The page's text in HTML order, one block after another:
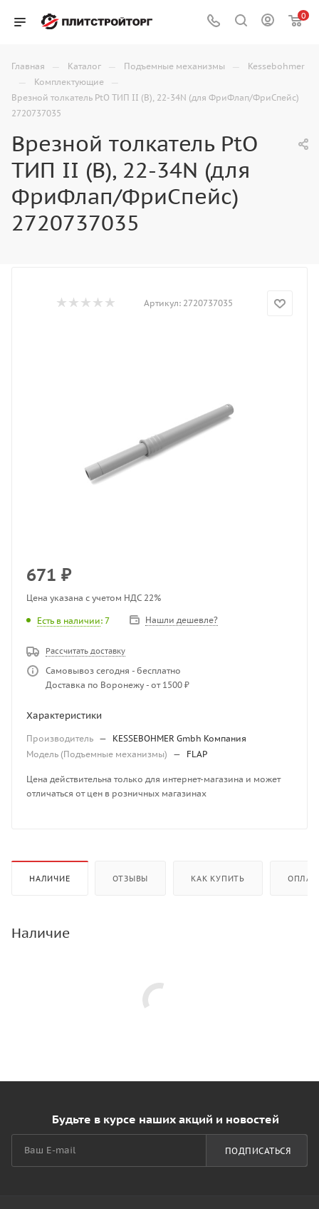
0
Главная — Каталог — Подъемные механизмы — Kessebohmer
— Комплектующие —
Врезной толкатель PtO ТИП II (B), 22-34N (для ФриФлап/ФриСпейс)
2720737035
Врезной толкатель PtO
ТИП II (B), 22-34N (для
ФриФлап/ФриСпейс)
2720737035
Артикул: 2720737035
671 ₽
Цена указана с учетом НДС 22%
Есть в наличии: 7 Нашли дешевле?
Рассчитать доставку
Самовывоз сегодня - бесплатно
Доставка по Воронежу - от 1500 ₽
Характеристики
Производитель —
KESSEBOHMER Gmbh Компания
Модель (Подъемные механизмы)
— FLAP
Цена действительна только для интернет-магазина и может
отличаться от цен в розничных магазинах
НАЛИЧИЕ ОТЗЫВЫ КАК КУПИТЬ
Наличие
Будьте в курсе наших акций и новостей
ПОДПИСАТЬСЯ